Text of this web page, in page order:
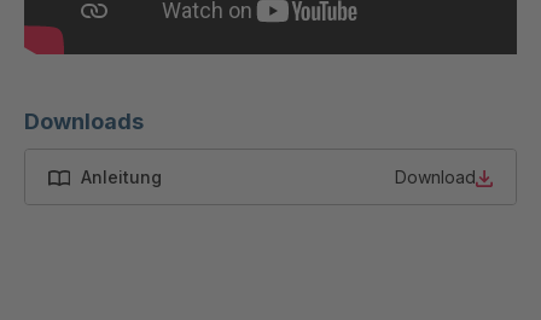
Downloads
Anleitung Download